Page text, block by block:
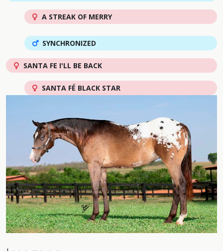
A STREAK OF MERRY
SYNCHRONIZED
SANTA FE I'LL BE BACK
SANTA FÉ BLACK STAR